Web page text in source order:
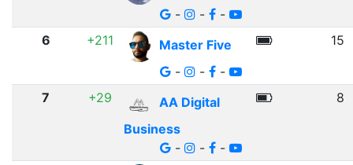
-
- -
6 +211
Master Five
-
- -
15
7 +29
AA Digital
Business
-
- -
8